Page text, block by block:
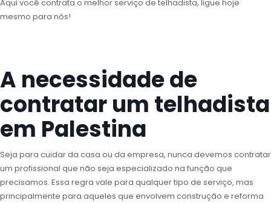
Aqui você contrata o melhor serviço de telhadista, ligue hoje
mesmo para nós!
A necessidade de
contratar um telhadista
em Palestina
Seja para cuidar da casa ou da empresa, nunca devemos contratar
um profissional que não seja especializado na função que
precisamos. Essa regra vale para qualquer tipo de serviço, mas
principalmente para aqueles que envolvem construção e reforma